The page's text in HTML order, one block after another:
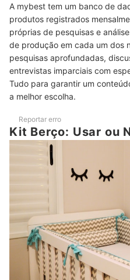
5
Confira as Dimensões do
Colchão
6
Conheça as Cores e
Top 10 Melhores Kits Berço
Perguntas Frequentes sobre Kits
Kit Berço É Perigoso?
É Necessário Lavar o Kit Berço
Como Saber se o Bebê está com
Veja Também os Melhores Berços!
A mybest tem um banco de
produtos registrados
próprias de pesquisas e
de produção em cada um dos
pesquisas aprofundadas,
entrevistas imparciais com
Tudo para garantir um
a melhor escolha.
Reportar erro
Kit Berço: Usar ou